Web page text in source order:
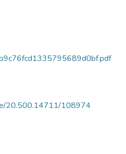
20.500.14711/108974